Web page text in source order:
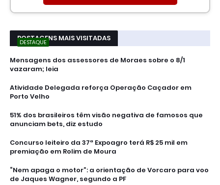
POSTAGENS MAIS VISITADAS
DESTAQUE
Mensagens dos assessores de Moraes sobre o 8/1
vazaram; leia
Atividade Delegada reforça Operação Caçador em
Porto Velho
51% dos brasileiros têm visão negativa de famosos que
anunciam bets, diz estudo
Concurso leiteiro da 37ª Expoagro terá R$ 25 mil em
premiação em Rolim de Moura
“Nem apaga o motor”: a orientação de Vorcaro para voo
de Jaques Wagner, segundo a PF